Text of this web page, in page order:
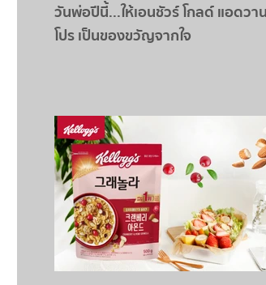
วันพ่อปีนี้...ให้เอนชัวร์ โกลด์ แอดวา
โปร เป็นของขวัญจากใจ